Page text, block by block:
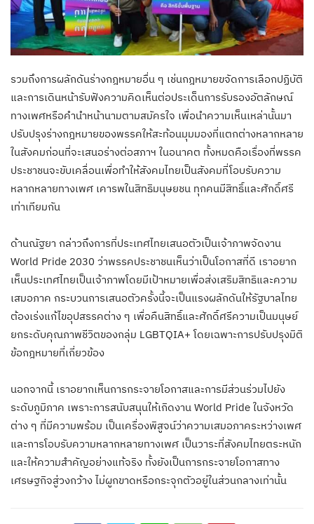
รวมถึงการผลักดันร่างกฎหมายอื่น ๆ เช่นกฎหมายขจัดการเลือกปฏิบัติ
และการเดินหน้ารับฟังความคิดเห็นต่อประเด็นการรับรองอัตลักษณ์
ทางเพศหรือคำนำหน้านามตามสมัครใจ เพื่อนำความเห็นเหล่านั้นมา
ปรับปรุงร่างกฎหมายของพรรคให้สะท้อนมุมมองที่แตกต่างหลากหลาย
ในสังคมก่อนที่จะเสนอร่างต่อสภาฯ ในอนาคต ทั้งหมดคือเรื่องที่พรรค
ประชาชนจะขับเคลื่อนเพื่อทำให้สังคมไทยเป็นสังคมที่โอบรับความ
หลากหลายทางเพศ เคารพในสิทธิมนุษยชน ทุกคนมีสิทธิ์และศักดิ์ศรี
เท่าเทียมกัน
ด้านณัฐยา กล่าวถึงการที่ประเทศไทยเสนอตัวเป็นเจ้าภาพจัดงาน
World Pride 2030 ว่าพรรคประชาชนเห็นว่าเป็นโอกาสที่ดี เราอยาก
เห็นประเทศไทยเป็นเจ้าภาพโดยมีเป้าหมายเพื่อส่งเสริมสิทธิและความ
เสมอภาค กระบวนการเสนอตัวครั้งนี้จะเป็นแรงผลักดันให้รัฐบาลไทย
ต้องเร่งแก้ไขอุปสรรคต่าง ๆ เพื่อคืนสิทธิ์และศักดิ์ศรีความเป็นมนุษย์
ยกระดับคุณภาพชีวิตของกลุ่ม LGBTQIA+ โดยเฉพาะการปรับปรุงมิติ
ข้อกฎหมายที่เกี่ยวข้อง
นอกจากนี้ เราอยากเห็นการกระจายโอกาสและการมีส่วนร่วมไปยัง
ระดับภูมิภาค เพราะการสนับสนุนให้เกิดงาน World Pride ในจังหวัด
ต่าง ๆ ที่มีความพร้อม เป็นเครื่องพิสูจน์ว่าความเสมอภาคระหว่างเพศ
และการโอบรับความหลากหลายทางเพศ เป็นวาระที่สังคมไทยตระหนัก
และให้ความสำคัญอย่างแท้จริง ทั้งยังเป็นการกระจายโอกาสทาง
เศรษฐกิจสู่วงกว้าง ไม่ผูกขาดหรือกระจุกตัวอยู่ในส่วนกลางเท่านั้น